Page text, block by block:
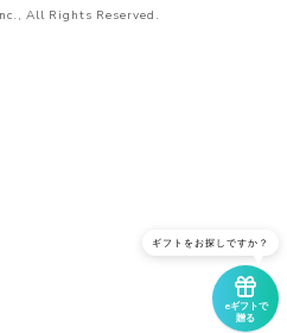
All Rights Reserved.
eギフトで
贈る
ギフトをお探しですか？